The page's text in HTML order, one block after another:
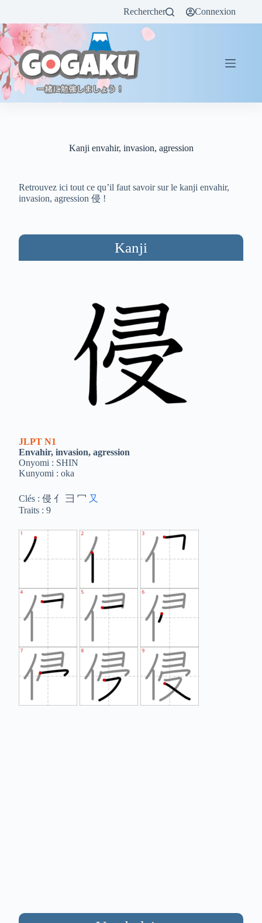
Rechercher Connexion
Kanji envahir, invasion, agression
Retrouvez ici tout ce qu’il faut savoir sur le kanji envahir,
invasion, agression 侵 !
Kanji
JLPT N1
Envahir, invasion, agression
Onyomi : SHIN
Kunyomi : oka
Clés : 侵 亻 彐 冖 又
Traits : 9